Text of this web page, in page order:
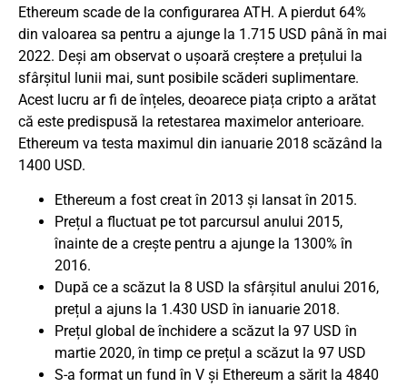
Ethereum scade de la configurarea ATH. A pierdut 64%
din valoarea sa pentru a ajunge la 1.715 USD până în mai
2022. Deși am observat o ușoară creștere a prețului la
sfârșitul lunii mai, sunt posibile scăderi suplimentare.
Acest lucru ar fi de înțeles, deoarece piața cripto a arătat
că este predispusă la retestarea maximelor anterioare.
Ethereum va testa maximul din ianuarie 2018 scăzând la
1400 USD.
Ethereum a fost creat în 2013 și lansat în 2015.
Prețul a fluctuat pe tot parcursul anului 2015,
înainte de a crește pentru a ajunge la 1300% în
2016.
După ce a scăzut la 8 USD la sfârșitul anului 2016,
prețul a ajuns la 1.430 USD în ianuarie 2018.
Prețul global de închidere a scăzut la 97 USD în
martie 2020, în timp ce prețul a scăzut la 97 USD
S-a format un fund în V și Ethereum a sărit la 4840